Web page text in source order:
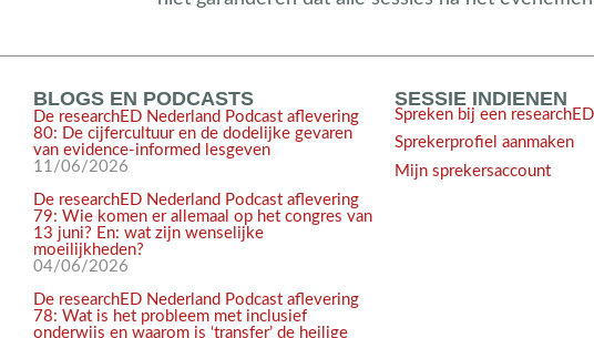
BLOGS EN PODCASTS
De researchED Nederland Podcast aflevering
80: De cijfercultuur en de dodelijke gevaren
van evidence-informed lesgeven
11/06/2026
De researchED Nederland Podcast aflevering
79: Wie komen er allemaal op het congres van
13 juni? En: wat zijn wenselijke
moeilijkheden?
04/06/2026
De researchED Nederland Podcast aflevering
78: Wat is het probleem met inclusief
onderwijs en waarom is ‘transfer’ de heilige
SESSIE INDIENEN
Spreken bij een
Sprekerprofiel aanmaken
Mijn sprekersaccount